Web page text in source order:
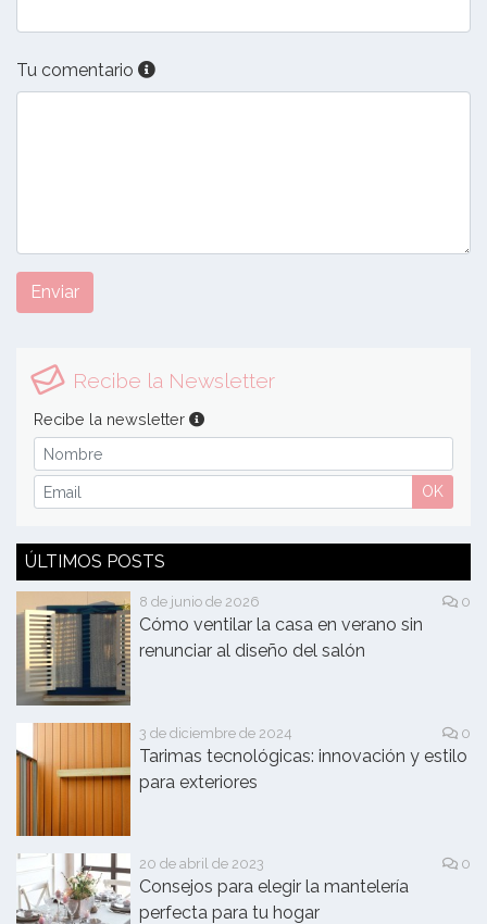
Tu comentario
Enviar
Recibe la Newsletter
Recibe la newsletter
OK
ÚLTIMOS POSTS
8 de junio de 2026 0
Cómo ventilar la casa en verano sin
renunciar al diseño del salón
3 de diciembre de 2024 0
Tarimas tecnológicas: innovación y estilo
para exteriores
20 de abril de 2023 0
Consejos para elegir la mantelería
perfecta para tu hogar